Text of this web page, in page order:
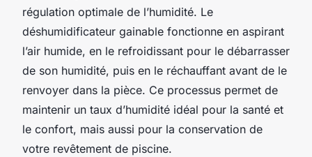
régulation optimale de l’humidité. Le
déshumidificateur gainable fonctionne en aspirant
l’air humide, en le refroidissant pour le débarrasser
de son humidité, puis en le réchauffant avant de le
renvoyer dans la pièce. Ce processus permet de
maintenir un taux d’humidité idéal pour la santé et
le confort, mais aussi pour la conservation de
votre revêtement de piscine.